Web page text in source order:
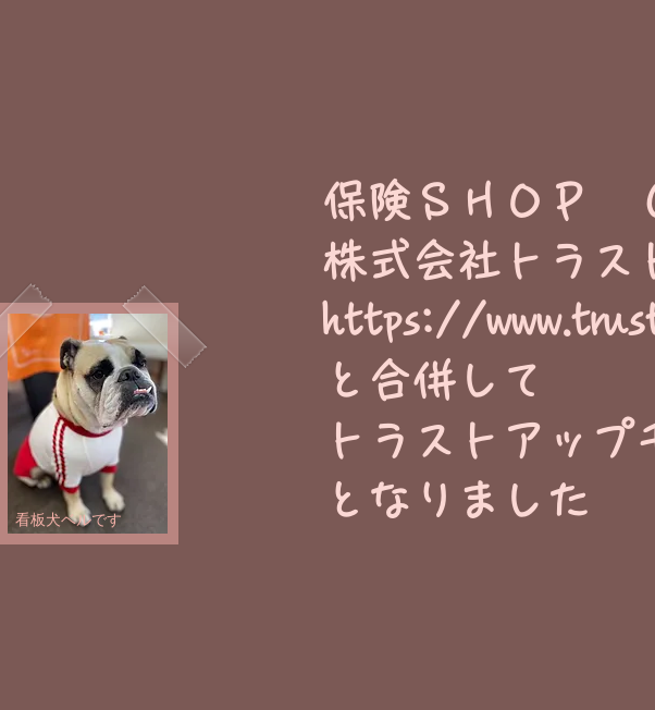
看板犬ベルです
保険ＳＨＯＰ
株式会社トラス
https://
と合併して
トラストアップ
​となりました